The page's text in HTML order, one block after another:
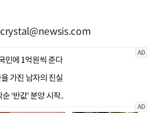
crystal@newsis.com